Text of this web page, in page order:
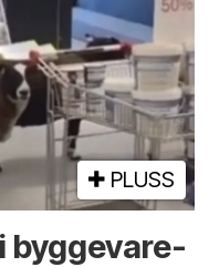
PLUSS
bygge­vare­